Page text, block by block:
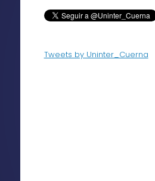
Tweets by Uninter_Cuerna